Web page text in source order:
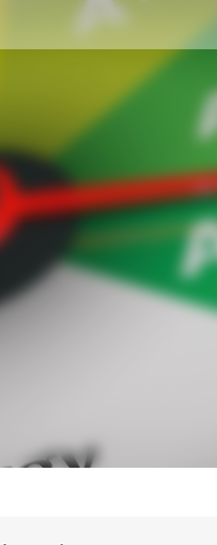
in
effizient zu nutzen.
verschwenden
sich Workloads
KEDA funktioniert und